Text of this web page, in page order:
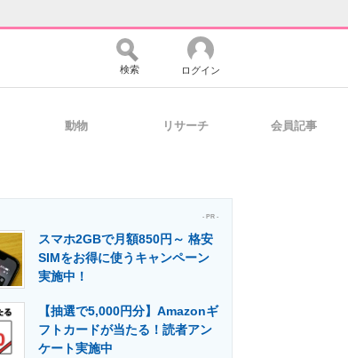
マーケ×ITの今がよく分かる
検索 ログイン
動物 リサーチ 会員記事
- PR -
スマホ2GBで月額850円～ 格安
SIMをお得に使うキャンペーン
実施中！
【抽選で5,000円分】Amazonギ
フトカードが当たる！読者アン
ケート実施中